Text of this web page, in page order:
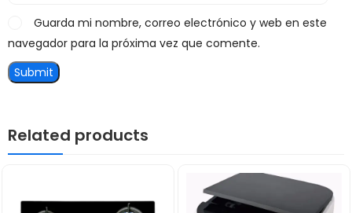
Guarda mi nombre, correo electrónico y web en este
navegador para la próxima vez que comente.
Related products